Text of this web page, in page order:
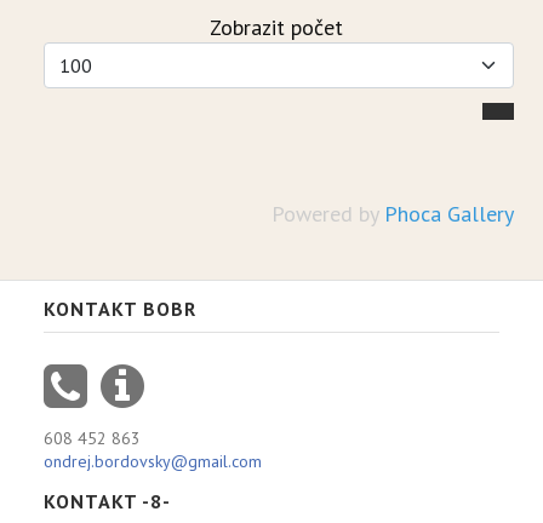
Zobrazit počet
Powered by Phoca Gallery
KONTAKT BOBR
608 452 863
ondrej.bordovsky@gmail.com
KONTAKT -8-